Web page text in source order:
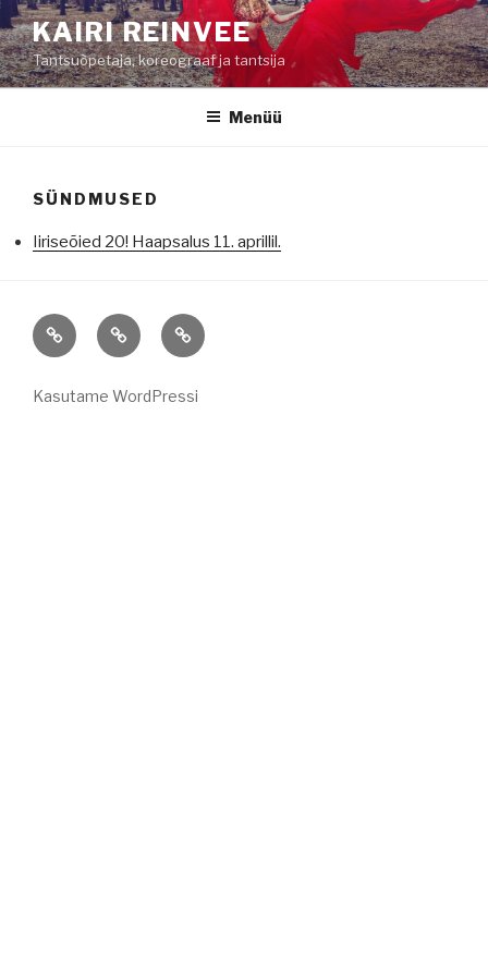
Liigu
sisu
juurde
KAIRI REINVEE
Tantsuõpetaja, koreograaf ja tantsija
Menüü
SÜNDMUSED
Iiriseõied 20! Haapsalus 11. aprillil.
TantsutunnidKontaktSündmused
Kasutame WordPressi